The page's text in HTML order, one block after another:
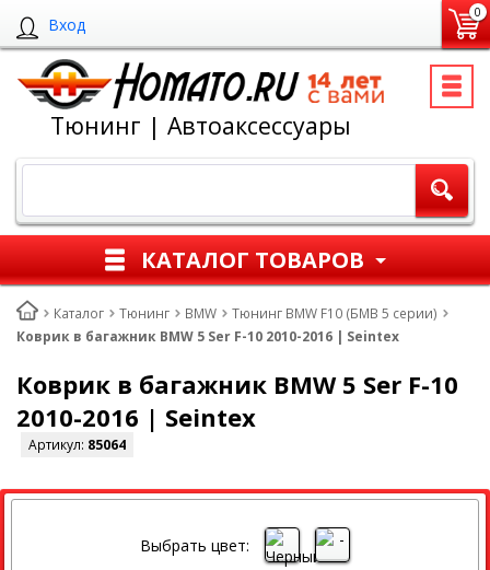
Вход
0
Тюнинг | Автоаксессуары
КАТАЛОГ ТОВАРОВ
Каталог Тюнинг BMW
Тюнинг BMW F10 (БМВ 5 серии)
Коврик в багажник BMW 5 Ser F-10 2010-2016 | Seintex
Коврик в багажник BMW 5 Ser F-10
2010-2016 | Seintex
Артикул: 85064
СКИДКА
Выбрать цвет: